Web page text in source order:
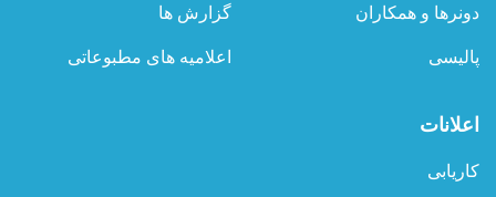
دونرها و همکاران
پالیسی
گزارش ها
اعلامیه های مطبوعاتی
اعلانات
کاریابی